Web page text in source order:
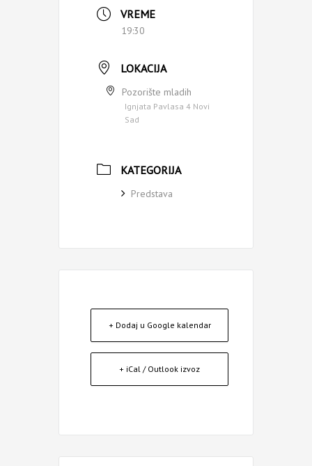
VREME
19:30
LOKACIJA
Pozorište mladih
Ignjata Pavlasa 4 Novi
Sad
KATEGORIJA
Predstava
+ Dodaj u Google kalendar
+ iCal / Outlook izvoz